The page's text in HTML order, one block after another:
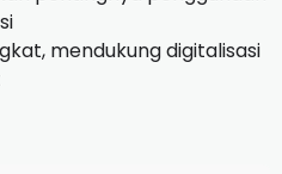
mendukung digitalisasi